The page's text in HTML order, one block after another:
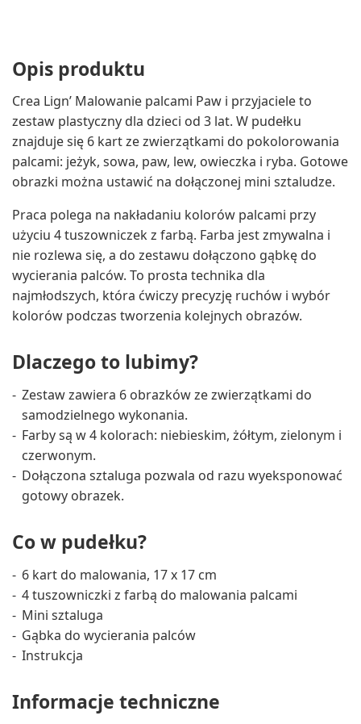
Opis produktu
Crea Lign’ Malowanie palcami Paw i przyjaciele to
zestaw plastyczny dla dzieci od 3 lat. W pudełku
znajduje się 6 kart ze zwierzątkami do pokolorowania
palcami: jeżyk, sowa, paw, lew, owieczka i ryba. Gotowe
obrazki można ustawić na dołączonej mini sztaludze.
Praca polega na nakładaniu kolorów palcami przy
użyciu 4 tuszowniczek z farbą. Farba jest zmywalna i
nie rozlewa się, a do zestawu dołączono gąbkę do
wycierania palców. To prosta technika dla
najmłodszych, która ćwiczy precyzję ruchów i wybór
kolorów podczas tworzenia kolejnych obrazów.
Dlaczego to lubimy?
Zestaw zawiera 6 obrazków ze zwierzątkami do
samodzielnego wykonania.
Farby są w 4 kolorach: niebieskim, żółtym, zielonym i
czerwonym.
Dołączona sztaluga pozwala od razu wyeksponować
gotowy obrazek.
Co w pudełku?
6 kart do malowania, 17 x 17 cm
4 tuszowniczki z farbą do malowania palcami
Mini sztaluga
Gąbka do wycierania palców
Instrukcja
Informacje techniczne